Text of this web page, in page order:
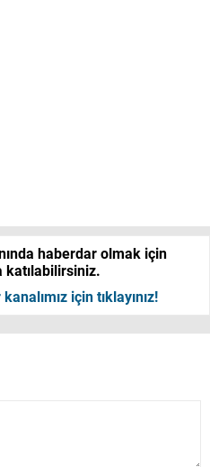
haberdar olmak için
katılabilirsiniz.
için tıklayınız!